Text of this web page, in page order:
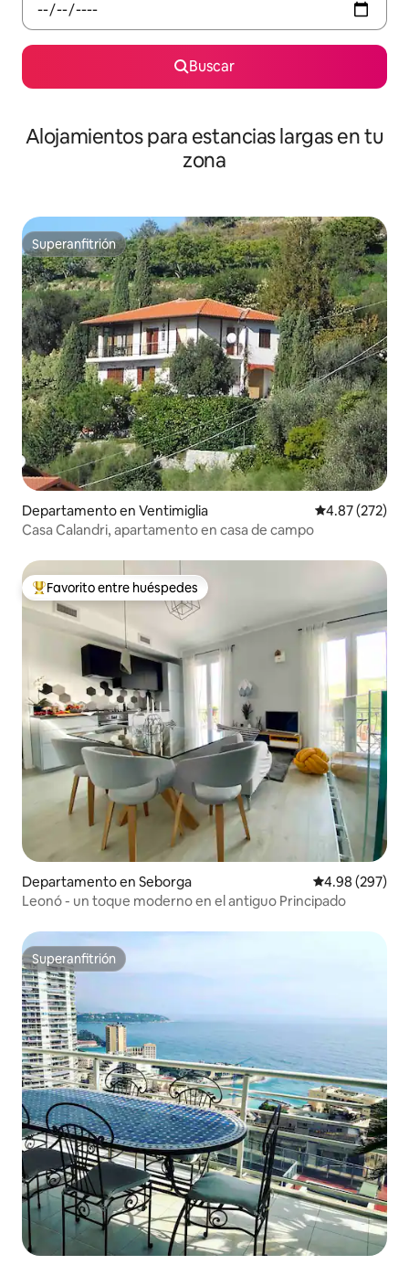
Buscar
Alojamientos para estancias largas en tu
zona
Superanfitrión
Superanfitrión
Departamento en Ventimiglia Calificación
4.87 (272)
Casa Calandri, apartamento en casa de campo
De los mejores en Favorito entre huéspedes
Favorito entre huéspedes
Departamento en Seborga Calificación
4.98 (297)
Leonó - un toque moderno en el antiguo Principado
Superanfitrión
Superanfitrión